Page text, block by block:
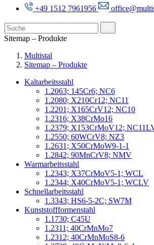
+49 1512 7961956
Sitemap – Produkte
Multistal
Sitemap – Produkte
Kaltarbeitsstahl
1.2063; 145Cr6; NC6
1.2080; X210Cr12; NC11
1.2201; X165CrV12; NC10
1.2316; X38CrMo16
1.2379; X153CrMoV12;
1.2550; 60WCrV8; NZ3
1.2631; X50CrMoW9-1-1
1.2842; 90MnCrV8; NMV
Warmarbeitsstahl
1.2343; X37CrMoV5-1; WCL
1.2344; X40CrMoV5-1; WCLV
Schnellarbeitsstahl
1.3343; HS6-5-2C; SW7M
Kunststoffformenstahl
1.1730; C45U
1.2311; 40CrMnMo7
1.2312; 40CrMnMoS8-6